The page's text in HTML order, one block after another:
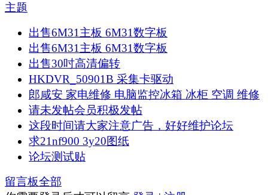
主题
出售6M31主板 6M31数字板
出售6M31主板 6M31数字板
出售30吋高清偏转
HKDVR_50901B 采集卡驱动
郎咸安 家电维修 电脑监控冰箱 冰柜 空调 维修
请未发帖会员积极发帖
这段时间请大家注意广告，好好维护论坛
求21nf900 3y20图纸
论坛测试贴
留言板全部